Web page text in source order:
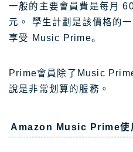
一般的主要會員費是每月
元。 學生計劃是該價格的
享受 Music Prime。
Prime會員除了Music
說是非常划算的服務。
Amazon Music Prime使